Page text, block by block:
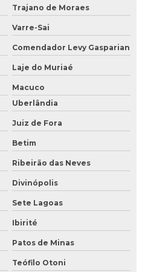
subterrâneo
do solo
Trajano de Moraes
Varre-Sai
Comendador Levy Gasparian
Laje do Muriaé
Macuco
Uberlândia
Juiz de Fora
Betim
Ribeirão das Neves
Divinópolis
Sete Lagoas
Ibirité
Patos de Minas
Teófilo Otoni